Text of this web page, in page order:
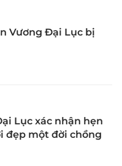
Vương Đại Lục bị
Lục xác nhận hẹn
đẹp một đời chồng